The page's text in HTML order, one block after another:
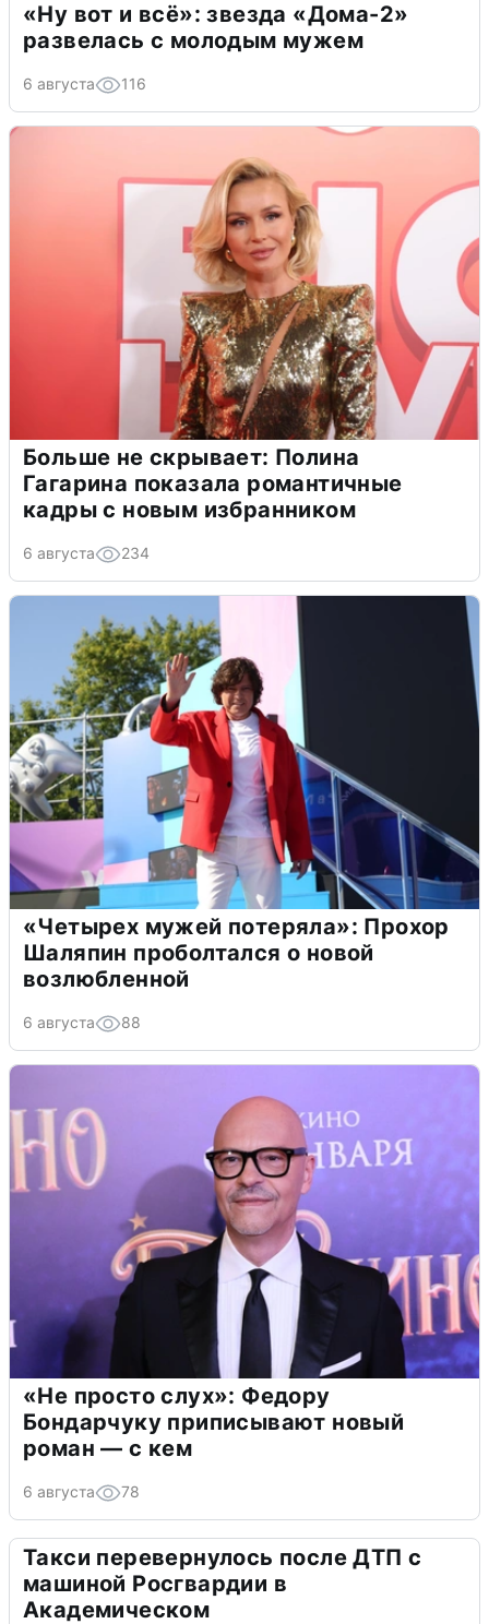
«Ну вот и всё»: звезда «Дома-2»
развелась с молодым мужем
6 августа 116
Больше не скрывает: Полина
Гагарина показала романтичные
кадры с новым избранником
6 августа 234
«Четырех мужей потеряла»: Прохор
Шаляпин проболтался о новой
возлюбленной
6 августа 88
«Не просто слух»: Федору
Бондарчуку приписывают новый
роман — с кем
6 августа 78
Такси перевернулось после ДТП с
машиной Росгвардии в
Академическом